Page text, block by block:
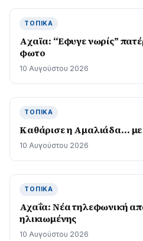
ΤΟΠΙΚΆ
Aχαϊα: “Εφυγε νωρίς”
φωτο
10 Αυγούστου 2026
ΤΟΠΙΚΆ
Καθάρισε η Αμαλιάδα… με
10 Αυγούστου 2026
ΤΟΠΙΚΆ
Αχαΐα: Νέα τηλεφωνική
ηλικιωμένης
10 Αυγούστου 2026